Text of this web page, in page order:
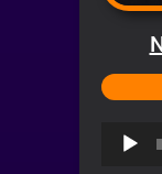
Audio